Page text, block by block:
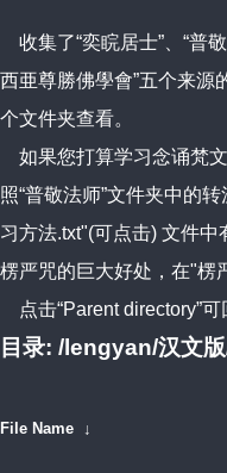
收集了“奕睆居士”、“普敬
西亜尊勝佛學會”五个来源
个文件夹查看。
如果您打算学习念诵梵
照“普敬法师”文件夹中的
习方法.txt"(可点击) 文件中
楞严咒的巨大好处，在"楞
点击“Parent directory”可
目录: /lengyan/汉文
File Name ↓